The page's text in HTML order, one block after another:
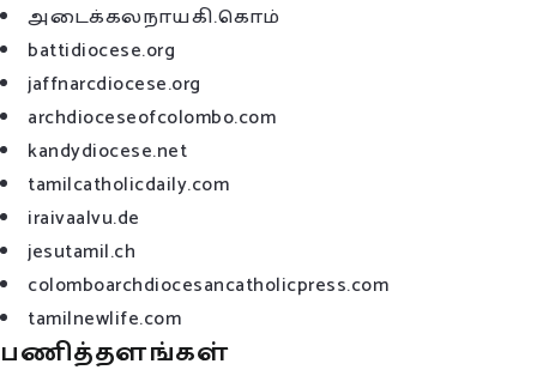
அடைக்கலநாயகி.கொம்
battidiocese.org
jaffnarcdiocese.org
archdioceseofcolombo.com
kandydiocese.net
tamilcatholicdaily.com
iraivaalvu.de
jesutamil.ch
colomboarchdiocesancatholicpress.com
tamilnewlife.com
பணித்தளங்கள்